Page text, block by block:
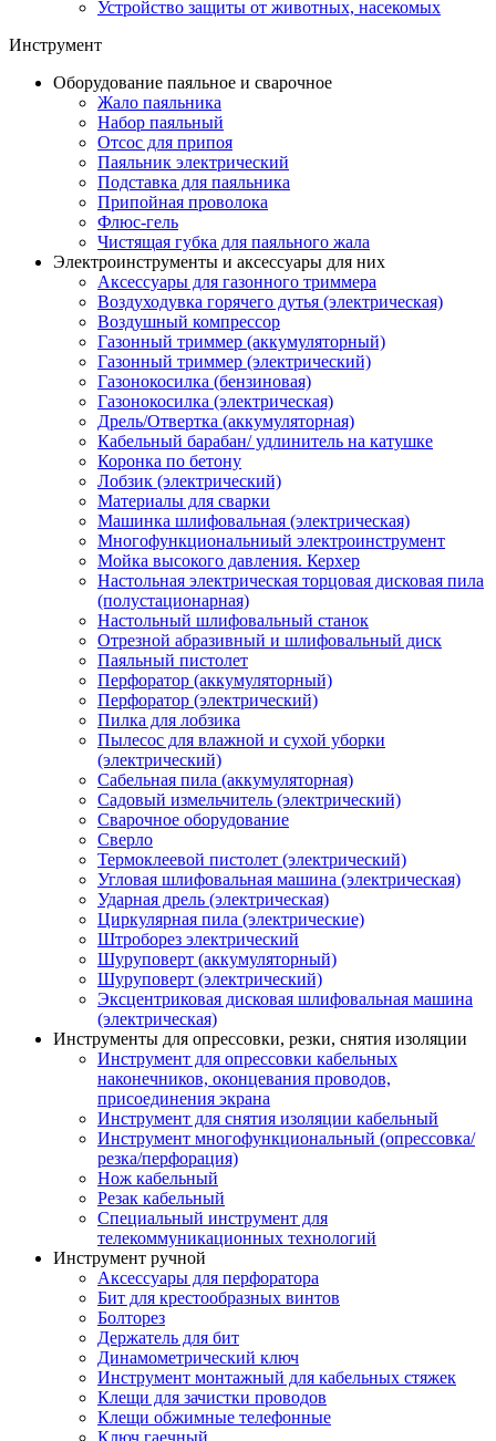
Устройство защиты от животных, насекомых
Инструмент
Оборудование паяльное и сварочное
Жало паяльника
Набор паяльный
Отсос для припоя
Паяльник электрический
Подставка для паяльника
Припойная проволока
Флюс-гель
Чистящая губка для паяльного жала
Электроинструменты и аксессуары для них
Аксессуары для газонного триммера
Воздуходувка горячего дутья (электрическая)
Воздушный компрессор
Газонный триммер (аккумуляторный)
Газонный триммер (электрический)
Газонокосилка (бензиновая)
Газонокосилка (электрическая)
Дрель/Отвертка (аккумуляторная)
Кабельный барабан/ удлинитель на катушке
Коронка по бетону
Лобзик (электрический)
Материалы для сварки
Машинка шлифовальная (электрическая)
Многофункциональниый электроинструмент
Мойка высокого давления. Керхер
Настольная электрическая торцовая дисковая пила
(полустационарная)
Настольный шлифовальный станок
Отрезной абразивный и шлифовальный диск
Паяльный пистолет
Перфоратор (аккумуляторный)
Перфоратор (электрический)
Пилка для лобзика
Пылесос для влажной и сухой уборки
(электрический)
Сабельная пила (аккумуляторная)
Садовый измельчитель (электрический)
Сварочное оборудование
Сверло
Термоклеевой пистолет (электрический)
Угловая шлифовальная машина (электрическая)
Ударная дрель (электрическая)
Циркулярная пила (электрические)
Штроборез электрический
Шуруповерт (аккумуляторный)
Шуруповерт (электрический)
Эксцентриковая дисковая шлифовальная машина
(электрическая)
Инструменты для опрессовки, резки, снятия изоляции
Инструмент для опрессовки кабельных
наконечников, оконцевания проводов,
присоединения экрана
Инструмент для снятия изоляции кабельный
Инструмент многофункциональный (опрессовка/
резка/перфорация)
Нож кабельный
Резак кабельный
Специальный инструмент для
телекоммуникационных технологий
Инструмент ручной
Аксессуары для перфоратора
Бит для крестообразных винтов
Болторез
Держатель для бит
Динамометрический ключ
Инструмент монтажный для кабельных стяжек
Клещи для зачистки проводов
Клещи обжимные телефонные
Ключ гаечный